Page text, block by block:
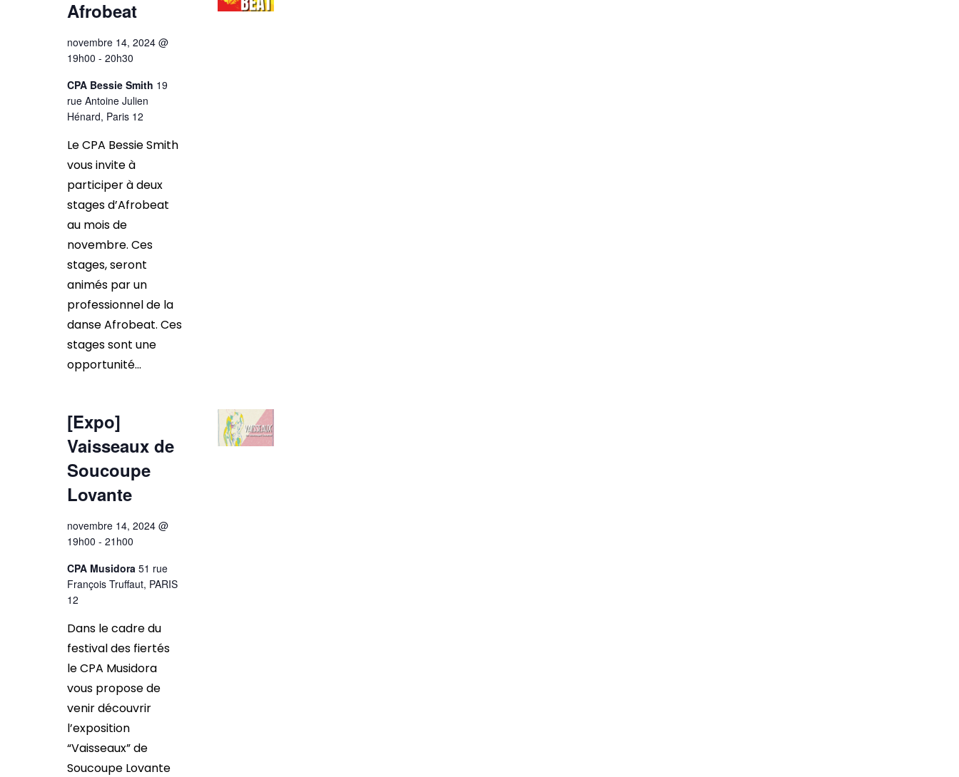
Afrobeat
novembre 14, 2024 @
19h00 - 20h30
CPA Bessie Smith 19
rue Antoine Julien
Hénard, Paris 12
Le CPA Bessie Smith
vous invite à
participer à deux
stages d’Afrobeat
au mois de
novembre. Ces
stages, seront
animés par un
professionnel de la
danse Afrobeat. Ces
stages sont une
opportunité...
[Expo]
Vaisseaux de
Soucoupe
Lovante
novembre 14, 2024 @
19h00 - 21h00
CPA Musidora 51 rue
François Truffaut, PARIS
12
Dans le cadre du
festival des fiertés
le CPA Musidora
vous propose de
venir découvrir
l’exposition
“Vaisseaux” de
Soucoupe Lovante